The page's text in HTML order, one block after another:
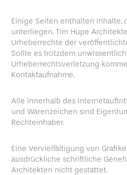
Einige Seiten enthalten Inhalte,
unterliegen. Tim Hupe
Urheberrechte der
Sollte es trotzdem
Urheberrechtsverletzung
Kontaktaufnahme.
Alle innerhalb des
und Warenzeichen sind
Rechteinhaber.
Eine Vervielfältigung von
ausdrückliche schriftliche
Architekten nicht gestattet.